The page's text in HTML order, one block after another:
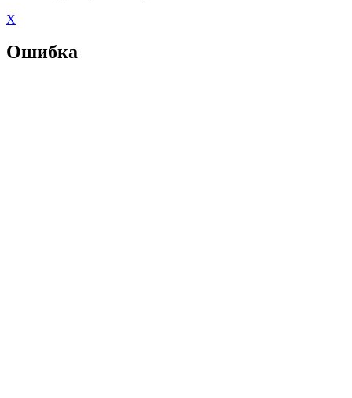
X
Ошибка